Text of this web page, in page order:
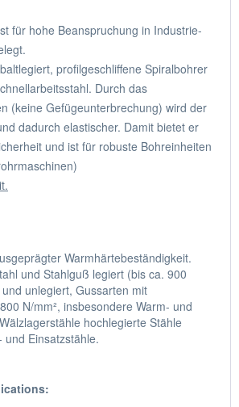
für hohe Beanspruchung in Industrie-
profilgeschliffene Spiralbohrer
Durch das
(keine Gefügeunterbrechung) wird der
dadurch elastischer. Damit bietet er
und ist für robuste Bohreinheiten
Warmhärtebeständigkeit.
und Stahlguß legiert (bis ca. 900
unlegiert, Gussarten mit
N/mm², insbesondere Warm- und
hochlegierte Stähle
und Einsatzstähle.